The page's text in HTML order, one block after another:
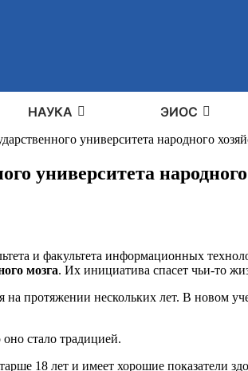
НАУКА ЭИОС
университета народного
университета
и факультета информационных
мозга. Их инициатива спасет чьи-то
протяжении нескольких лет. В новом
стало традицией.
18 лет и имеет хорошие показатели